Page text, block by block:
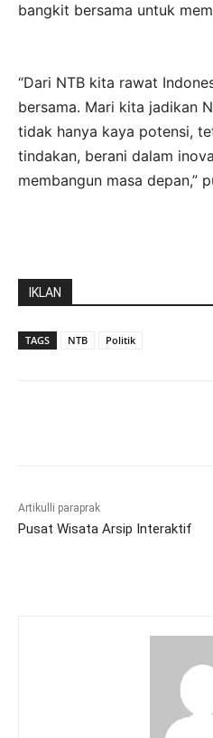
bangkit bersama untuk
“Dari NTB kita rawat
bersama. Mari kita jadikan
tidak hanya kaya potensi,
tindakan, berani dalam
membangun masa depan,”
IKLAN
TAGS NTB Politik
Artikulli paraprak
Pusat Wisata Arsip Interaktif